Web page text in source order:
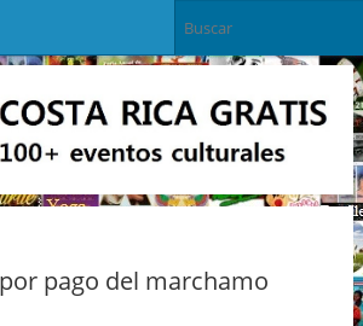
pago del marchamo